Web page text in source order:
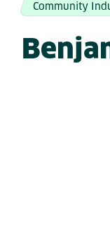
Community